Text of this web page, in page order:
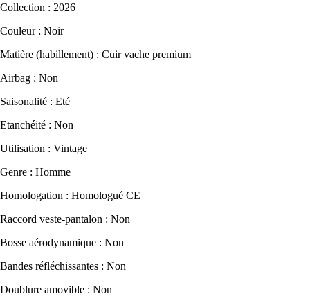
Collection : 2026
Couleur : Noir
Matière (habillement) : Cuir vache premium
Airbag : Non
Saisonalité : Eté
Etanchéité : Non
Utilisation : Vintage
Genre : Homme
Homologation : Homologué CE
Raccord veste-pantalon : Non
Bosse aérodynamique : Non
Bandes réfléchissantes : Non
Doublure amovible : Non